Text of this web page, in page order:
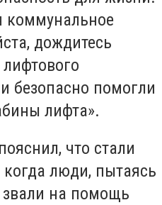
коммунальное
дождитесь
безопасно помогли
лифта».
что стали
когда люди, пытаясь
звали на помощь